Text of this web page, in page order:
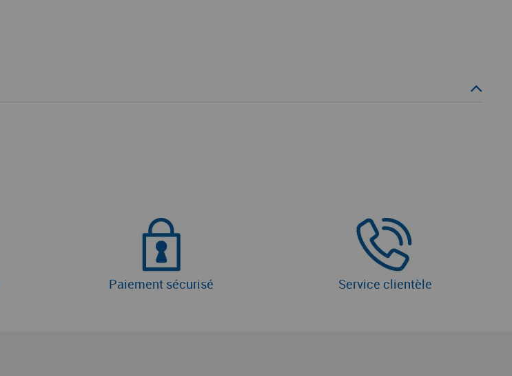
Paiement sécurisé Service clientèle